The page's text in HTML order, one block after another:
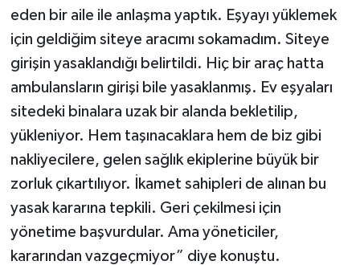
eden bir aile ile anlaşma yaptık. Eşyayı yüklemek
için geldiğim siteye aracımı sokamadım. Siteye
girişin yasaklandığı belirtildi. Hiç bir araç hatta
ambulansların girişi bile yasaklanmış. Ev eşyaları
sitedeki binalara uzak bir alanda bekletilip,
yükleniyor. Hem taşınacaklara hem de biz gibi
nakliyecilere, gelen sağlık ekiplerine büyük bir
zorluk çıkartılıyor. İkamet sahipleri de alınan bu
yasak kararına tepkili. Geri çekilmesi için
yönetime başvurdular. Ama yöneticiler,
kararından vazgeçmiyor” diye konuştu.